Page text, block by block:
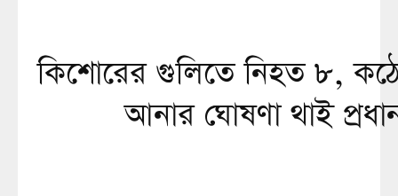
কিশোরের গুলিতে নিহত ৮,
আনার ঘোষণা থাই